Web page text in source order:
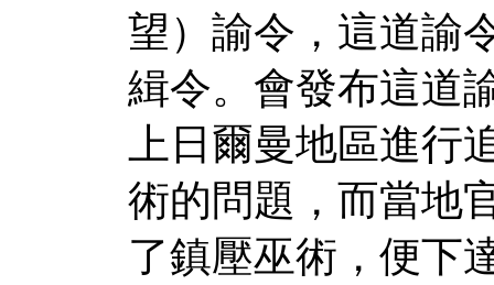
望）諭令，這道諭
緝令。會發布這道
上日爾曼地區進行
術的問題，而當地
了鎮壓巫術，便下